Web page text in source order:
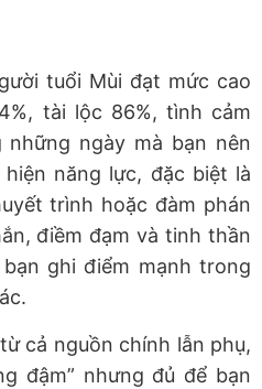
tuổi Mùi đạt mức cao
tài lộc 86%, tình cảm
ngày mà bạn nên
năng lực, đặc biệt là
trình hoặc đàm phán
điềm đạm và tinh thần
ghi điểm mạnh trong
cả nguồn chính lẫn phụ,
đậm” nhưng đủ để bạn